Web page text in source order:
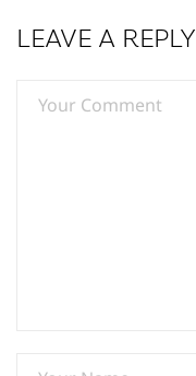
LEAVE A REPLY